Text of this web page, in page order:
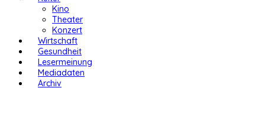
Kino
Theater
Konzert
Wirtschaft
Gesundheit
Lesermeinung
Mediadaten
Archiv